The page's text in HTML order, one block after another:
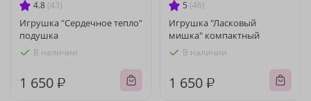
4.8 (43)
Игрушка "Сердечное тепло"
подушка
В наличии
1 650 ₽
5 (46)
Игрушка "Ласковый
мишка" компактный
В наличии
1 650 ₽